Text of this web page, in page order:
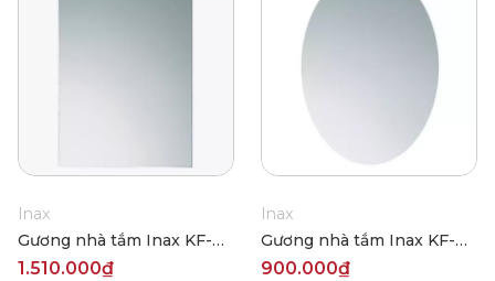
Inax
Gương nhà tắm Inax KF-
6090VA
1.510.000₫
Inax
Gương nhà tắm Inax KF-
5070VAC
900.000₫